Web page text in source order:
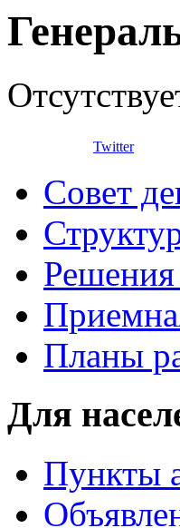
Twitter
Совет
Решения
Планы
Для
Пункты